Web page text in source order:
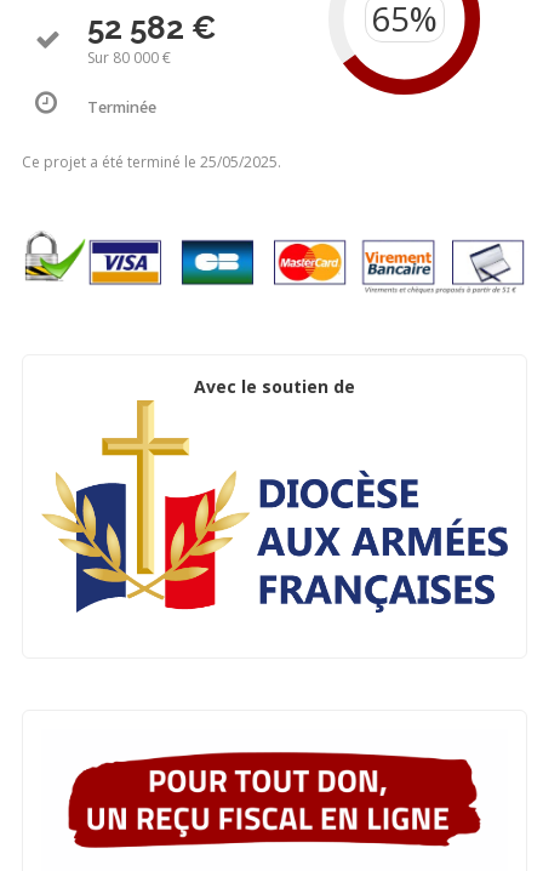
52 582 €
Sur 80 000 €
Terminée
Ce projet a été terminé le 25/05/2025.
Avec le soutien de